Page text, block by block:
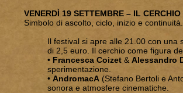
VENERDÌ 19 SETTEMBRE – IL CERCHIO
Simbolo di ascolto, ciclo, inizio e continuità.
Il festival si apre alle 21.00 con una
di 2,5 euro. Il cerchio come figura
• Francesca Coizet & Alessandro
sperimentazione.
• AndromacA (Stefano Bertoli e
sonora e atmosfere cinematiche.